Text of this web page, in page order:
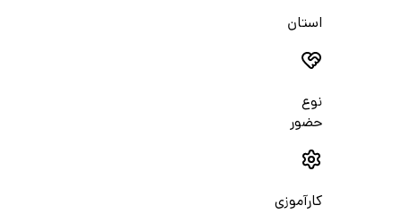
استان
نوع
حضور
کارآموزی